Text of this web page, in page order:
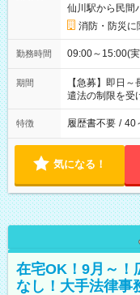
仙川駅から民間
消防・防災に
勤務時間 09:00～15:00(
期間
【急募】即日
遣法の制限を
特徴 履歴書不要 / 40
気になる！
在宅OK！9月～！
なし！大手法律事